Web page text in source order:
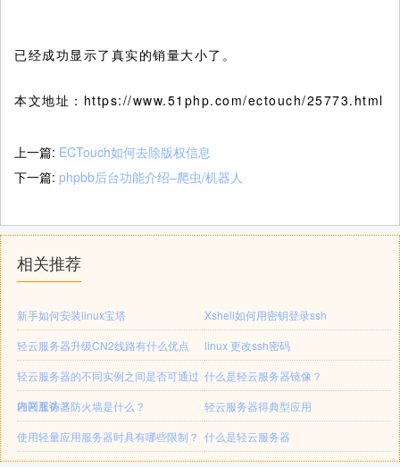
已经成功显示了真实的销量大小了。
本文地址：https://www.51php.com/ectouch/25773.html
上一篇: ECTouch如何去除版权信息
下一篇: phpbb后台功能介绍–爬虫/机器人
相关推荐
新手如何安装linux宝塔
Xshell如何用密钥登录ssh
轻云服务器升级CN2线路有什么优点
linux 更改ssh密码
轻云服务器的不同实例之间是否可通过
内网互访？
什么是轻云服务器镜像？
轻云服务器防火墙是什么？
轻云服务器得典型应用
使用轻量应用服务器时具有哪些限制？ 什么是轻云服务器